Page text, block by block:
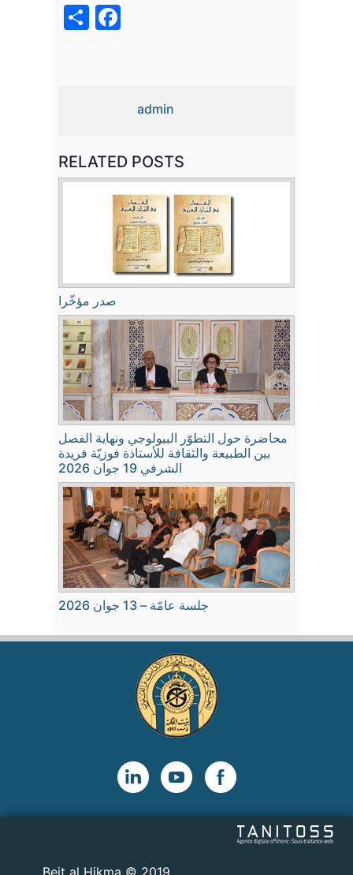
admin
RELATED POSTS
صدر مؤخّرا
محاضرة حول التطوّر البيولوجي ونهاية الفصل
بين الطبيعة والثقافة للأستاذة فوزيّة فريدة
الشرفي 19 جوان 2026
جلسة عامّة – 13 جوان 2026
2019 © Beit al Hikma